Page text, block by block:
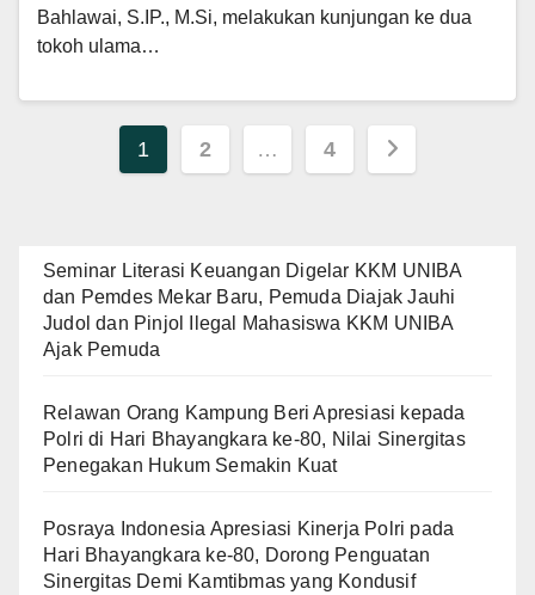
Bahlawai, S.IP., M.Si, melakukan kunjungan ke dua
tokoh ulama…
Paginasi
pos1 2 … 4
Seminar Literasi Keuangan Digelar KKM UNIBA
dan Pemdes Mekar Baru, Pemuda Diajak Jauhi
Judol dan Pinjol Ilegal Mahasiswa KKM UNIBA
Ajak Pemuda
Relawan Orang Kampung Beri Apresiasi kepada
Polri di Hari Bhayangkara ke-80, Nilai Sinergitas
Penegakan Hukum Semakin Kuat
Posraya Indonesia Apresiasi Kinerja Polri pada
Hari Bhayangkara ke-80, Dorong Penguatan
Sinergitas Demi Kamtibmas yang Kondusif